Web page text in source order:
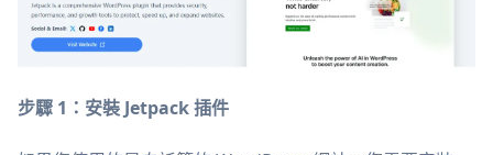
步驟 1：安裝 Jetpack 插件